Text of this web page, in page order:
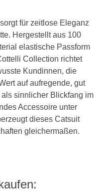
für zeitlose Eleganz
Hergestellt aus 100
elastische Passform
Collection richtet
Kundinnen, die
auf aufregende, gut
sinnlicher Blickfang im
Accessoire unter
dieses Catsuit
gleichermaßen.